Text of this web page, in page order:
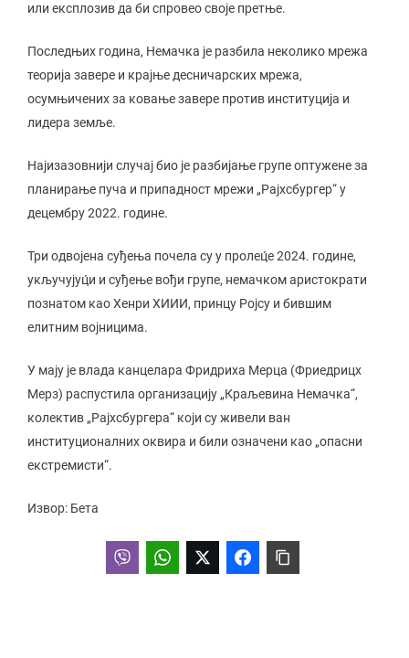
или експлозив да би спровео своје претње.
Последњих година, Немачка је разбила неколико мрежа
теорија завере и крајње десничарских мрежа,
осумњичених за ковање завере против институција и
лидера земље.
Најизазовнији случај био је разбијање групе оптужене за
планирање пуча и припадност мрежи „Рајхсбургер“ у
децембру 2022. године.
Три одвојена суђења почела су у пролец́е 2024. године,
укључујуц́и и суђење вођи групе, немачком аристократи
познатом као Хенри XИИИ, принцу Ројсу и бившим
елитним војницима.
У мају је влада канцелара Фридриха Мерца (Фриедрицх
Мерз) распустила организацију „Краљевина Немачка“,
колектив „Рајхсбургера“ који су живели ван
институционалних оквира и били означени као „опасни
екстремисти“.
Извор: Бета